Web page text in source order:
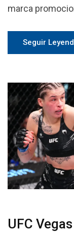
marca
Seguir
UFC